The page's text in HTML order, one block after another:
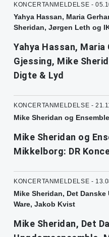
KONCERTANMELDELSE -
Yahya Hassan, Maria
Sheridan, Jørgen Leth og
Yahya Hassan,
Gjessing, Mike
Digte & Lyd
KONCERTANMELDELSE -
Mike Sheridan og
Mike Sheridan og
Mikkelborg: DR
KONCERTANMELDELSE -
Mike Sheridan, Det
Ware, Jakob Kvist
Mike Sheridan, Det